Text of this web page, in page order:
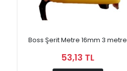
Boss Şerit Metre 16mm 3 metre
53,13 TL